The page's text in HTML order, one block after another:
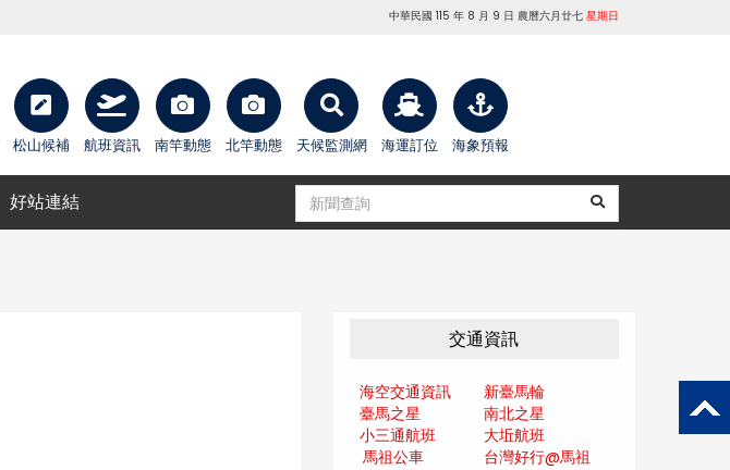
中華民國 115 年 8 月 9 日 農曆六月廿七 星期日
松山候補 航班資訊 南竿動態 北竿動態 天候監測網 海運訂位 海象預報
好站連結
交通資訊
海空交通資訊
新臺馬輪
臺馬之星
南北之星
小三通航班
大坵航班
馬祖公車
台灣好行@馬祖